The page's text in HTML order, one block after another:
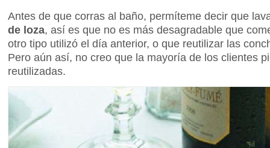
Antes de que corras al baño, permíteme decir que
de loza, así es que no es más desagradable que
otro tipo utilizó el día anterior, o que reutilizar las
Pero aún así, no creo que la mayoría de los clientes
reutilizadas.